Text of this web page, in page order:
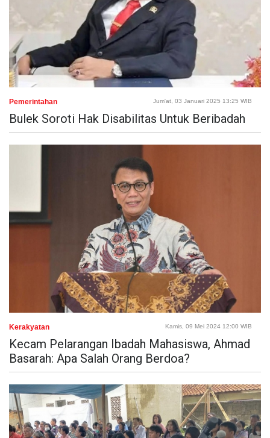
Pemerintahan Jum'at, 03 Januari 2025 13:25 WIB
Bulek Soroti Hak Disabilitas Untuk Beribadah
Kerakyatan Kamis, 09 Mei 2024 12:00 WIB
Kecam Pelarangan Ibadah Mahasiswa, Ahmad
Basarah: Apa Salah Orang Berdoa?